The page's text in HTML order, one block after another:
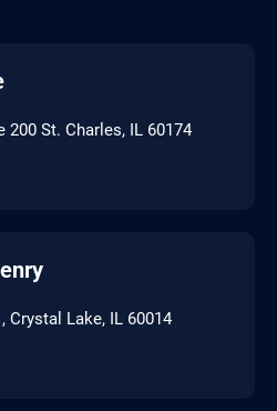
200 St. Charles, IL 60174
Crystal Lake, IL 60014